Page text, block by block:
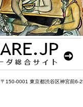
〒150-0001 東京都渋谷区神宮前6-